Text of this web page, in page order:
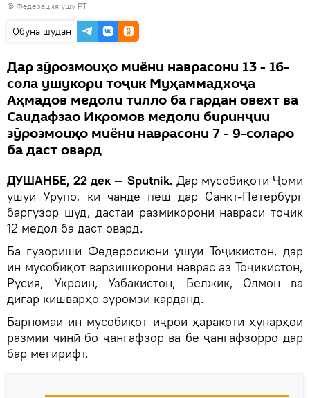
© Федерация ушу РТ
Обуна шудан
Дар зӯрозмоиҳо миёни наврасони 13 - 16-
сола ушукори тоҷик Муҳаммадхоҷа
Аҳмадов медоли тилло ба гардан овехт ва
Саидафзао Икромов медоли биринҷии
зӯрозмоиҳо миёни наврасони 7 - 9-соларо
ба даст овард
ДУШАНБЕ, 22 дек — Sputnik. Дар мусобиқоти Ҷоми
ушуи Урупо, ки чанде пеш дар Санкт-Петербург
баргузор шуд, дастаи размикорони навраси тоҷик
12 медол ба даст овард.
Ба гузориши Федеросиюни ушуи Тоҷикистон, дар
ин мусобиқот варзишкорони наврас аз Тоҷикистон,
Русия, Укроин, Узбакистон, Белжик, Олмон ва
дигар кишварҳо зӯромзӣ карданд.
Барномаи ин мусобиқот иҷрои ҳаракоти ҳунарҳои
размии чинӣ бо ҷангафзор ва бе ҷангафзорро дар
бар мегирифт.